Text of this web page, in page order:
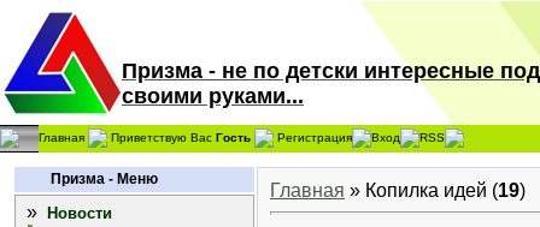
Призма - не по детски интересные
своими руками...
Главная Приветствую Вас Гость Регистрация Вход RSS
Призма - Меню
»
Новости
Главная » Копилка идей (19)